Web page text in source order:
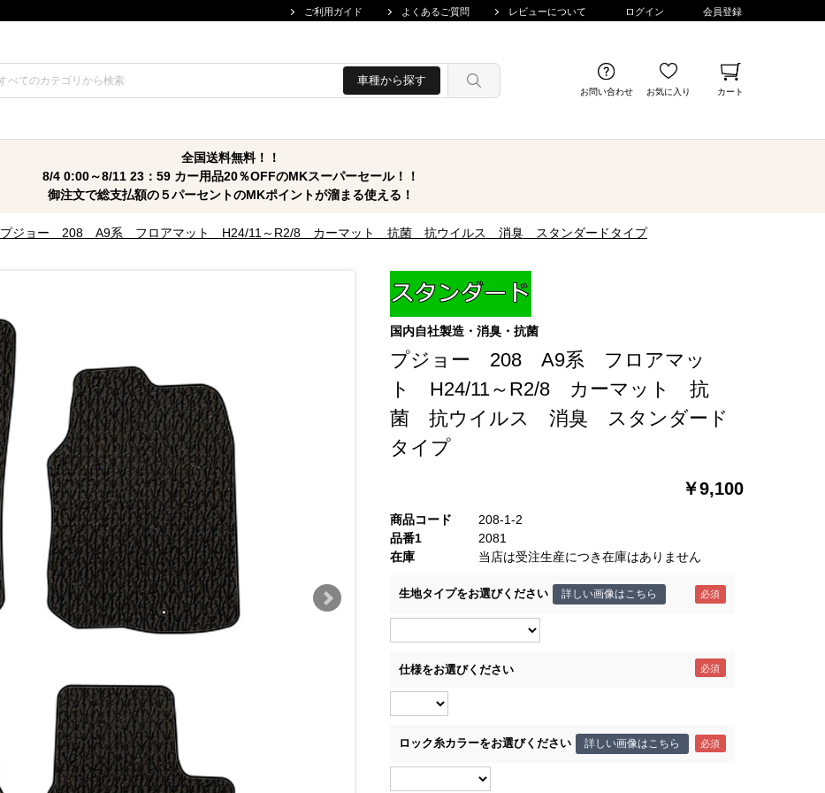
ご利用ガイド よくあるご質問 レビューについて ログイン 会員登録
車種から探す
お問い合わせ お気に入り カート
全国送料無料！！
8/4 0:00～8/11 23：59 カー用品20％OFFのMKスーパーセール！！
御注文で総支払額の５パーセントのMKポイントが溜まる使える！
プジョー 208 A9系 フロアマット H24/11～R2/8 カーマット 抗菌 抗ウイルス 消臭 スタンダードタイプ
国内自社製造・消臭・抗菌
プジョー 208 A9系 フロアマッ
ト H24/11～R2/8 カーマット 抗
菌 抗ウイルス 消臭 スタンダード
タイプ
￥9,100
商品コード
208-1-2
品番1
2081
在庫
当店は受注生産につき在庫はありません
生地タイプをお選びください 詳しい画像はこちら
仕様をお選びください
ロック糸カラーをお選びください 詳しい画像はこちら